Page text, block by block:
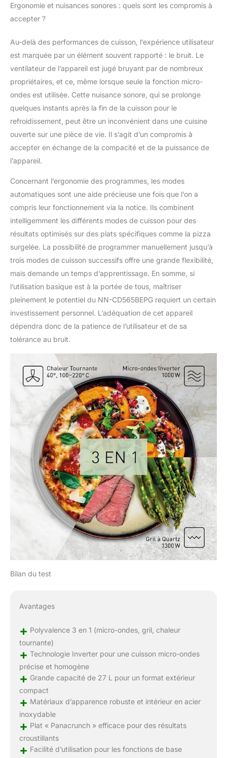
Ergonomie et nuisances sonores : quels sont les compromis à
accepter ?
Au-delà des performances de cuisson, l’expérience utilisateur
est marquée par un élément souvent rapporté : le bruit. Le
ventilateur de l’appareil est jugé bruyant par de nombreux
propriétaires, et ce, même lorsque seule la fonction micro-
ondes est utilisée. Cette nuisance sonore, qui se prolonge
quelques instants après la fin de la cuisson pour le
refroidissement, peut être un inconvénient dans une cuisine
ouverte sur une pièce de vie. Il s’agit d’un compromis à
accepter en échange de la compacité et de la puissance de
l’appareil.
Concernant l’ergonomie des programmes, les modes
automatiques sont une aide précieuse une fois que l’on a
compris leur fonctionnement via la notice. Ils combinent
intelligemment les différents modes de cuisson pour des
résultats optimisés sur des plats spécifiques comme la pizza
surgelée. La possibilité de programmer manuellement jusqu’à
trois modes de cuisson successifs offre une grande flexibilité,
mais demande un temps d’apprentissage. En somme, si
l’utilisation basique est à la portée de tous, maîtriser
pleinement le potentiel du NN-CD565BEPG requiert un certain
investissement personnel. L’adéquation de cet appareil
dépendra donc de la patience de l’utilisateur et de sa
tolérance au bruit.
Bilan du test
Avantages
+ Polyvalence 3 en 1 (micro-ondes, gril, chaleur
tournante)
+ Technologie Inverter pour une cuisson micro-ondes
précise et homogène
+ Grande capacité de 27 L pour un format extérieur
compact
+ Matériaux d’apparence robuste et intérieur en acier
inoxydable
+ Plat « Panacrunch » efficace pour des résultats
croustillants
+ Facilité d’utilisation pour les fonctions de base